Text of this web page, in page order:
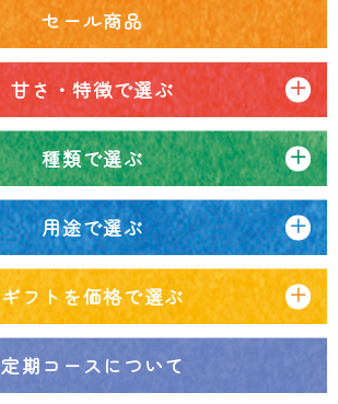
セール商品
甘さ・特徴で選ぶ
種類で選ぶ
用途で選ぶ
ギフトを価格で選ぶ
定期コースについて